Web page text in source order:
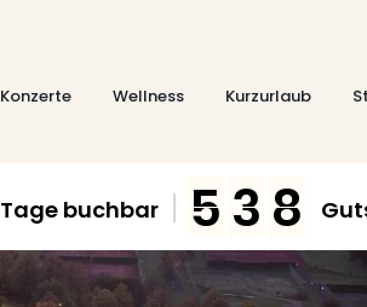
Konzerte Wellness Kurzurlaub
Tage buchbar 5 3 8